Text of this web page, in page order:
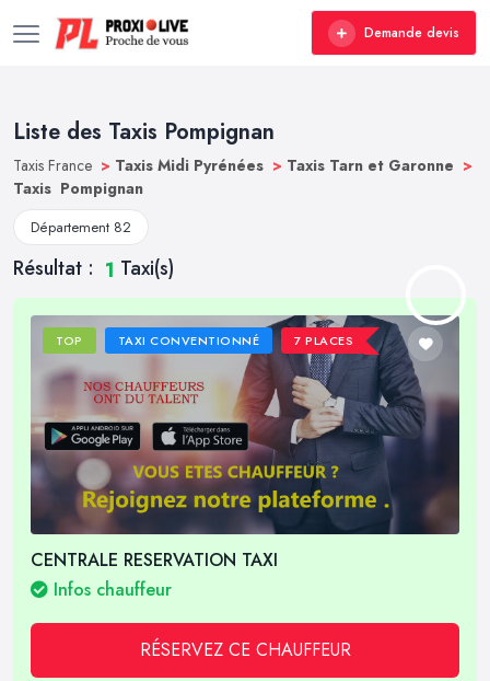
Demande devis
Liste des Taxis Pompignan
Taxis France > Taxis Midi Pyrénées > Taxis Tarn et Garonne >
Taxis Pompignan
Département 82
Résultat : 1 Taxi(s)
TOP TAXI CONVENTIONNÉ 7 PLACES
CENTRALE RESERVATION TAXI
Infos chauffeur
RÉSERVEZ CE CHAUFFEUR